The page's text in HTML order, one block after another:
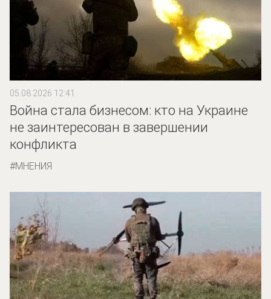
05.08.2026 12:41
Война стала бизнесом: кто на Украине
не заинтересован в завершении
конфликта
МНЕНИЯ